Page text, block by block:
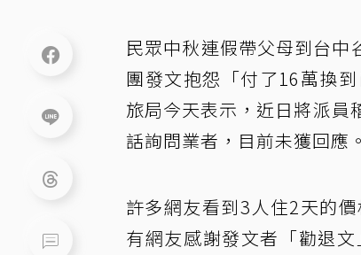
民眾中秋連假帶父母到台
團發文抱怨「付了16萬換
旅局今天表示，近日將派員
話詢問業者，目前未獲回應。
許多網友看到3人住2天的
有網友感謝發文者「勸退